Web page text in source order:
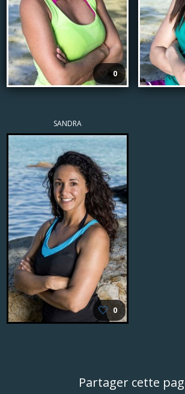
🤍 0
SANDRA
🤍 0
Partager cette